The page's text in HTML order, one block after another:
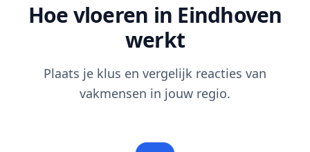
Hoe vloeren in Eindhoven
werkt
Plaats je klus en vergelijk reacties van
vakmensen in jouw regio.